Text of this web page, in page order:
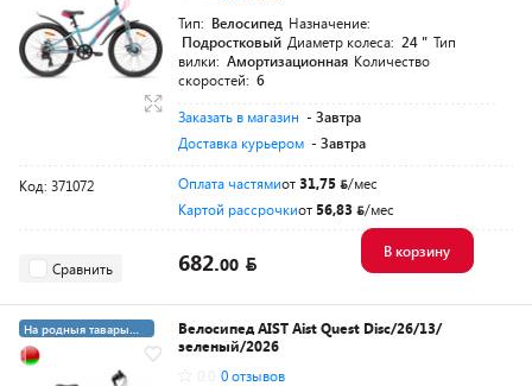
Тип: Велосипед Назначение:
Подростковый Диаметр колеса: 24 " Тип
вилки: Амортизационная Количество
скоростей: 6
Заказать в магазин - Завтра
Доставка курьером - Завтра
Код: 371072 Оплата частямиот31,75
/мес
Картой рассрочкиот 56,83 /мес
Сравнить 682.00
В корзину
На родныя тавары
4%
Велосипед AIST Aist Quest Disc/26/13/
зеленый/2026
0 отзывов